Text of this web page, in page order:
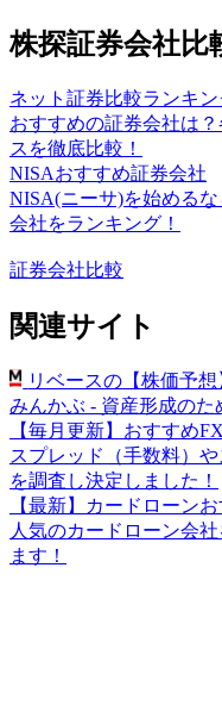
株探証券会社比
ネット証券比較ランキン
おすすめの証券会社は
スを徹底比較！
NISAおすすめ証券会社
NISA(ニーサ)を始める
会社をランキング！
証券会社比較
関連サイト
リベースの【株価予想
みんかぶ - 資産形成のた
【毎月更新】おすすめ
スプレッド（手数料）
を調査し決定しました！
【最新】カードローン
人気のカードローン会
ます！